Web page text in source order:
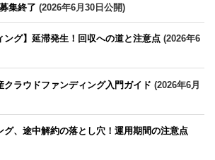
集終了 (2026年6月30日公開)
ング】延滞発生！回収への道と注意点 (2026年6
クラウドファンディング入門ガイド (2026年6月
グ、途中解約の落とし穴！運用期間の注意点